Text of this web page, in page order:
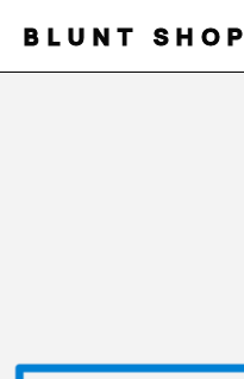
BLUNT SHOP